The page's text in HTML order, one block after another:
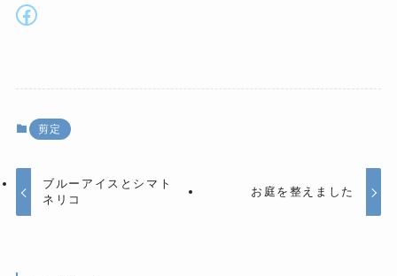
Facebook
剪定
ブルーアイスとシマト
ネリコ
お庭を整えました